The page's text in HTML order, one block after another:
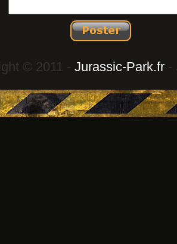
© 2011 - Jurassic-Park.fr -